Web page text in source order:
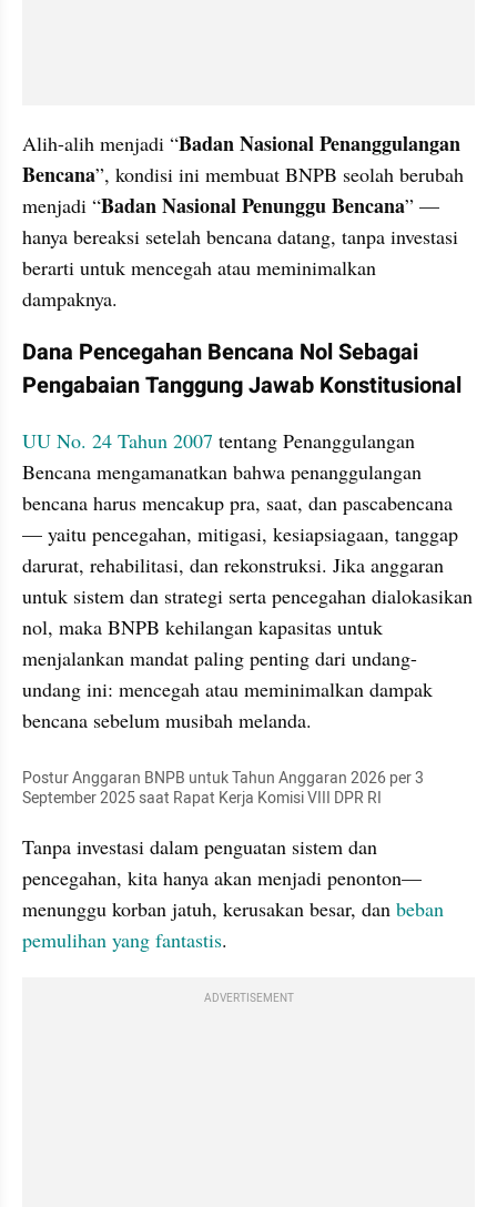
Alih-alih menjadi “Badan Nasional Penanggulangan
Bencana”, kondisi ini membuat BNPB seolah berubah
menjadi “Badan Nasional Penunggu Bencana” —
hanya bereaksi setelah bencana datang, tanpa investasi
berarti untuk mencegah atau meminimalkan
dampaknya.
Dana Pencegahan Bencana Nol Sebagai
Pengabaian Tanggung Jawab Konstitusional
UU No. 24 Tahun 2007 tentang Penanggulangan
Bencana mengamanatkan bahwa penanggulangan
bencana harus mencakup pra, saat, dan pascabencana
— yaitu pencegahan, mitigasi, kesiapsiagaan, tanggap
darurat, rehabilitasi, dan rekonstruksi. Jika anggaran
untuk sistem dan strategi serta pencegahan dialokasikan
nol, maka BNPB kehilangan kapasitas untuk
menjalankan mandat paling penting dari undang-
undang ini: mencegah atau meminimalkan dampak
bencana sebelum musibah melanda.
Postur Anggaran BNPB untuk Tahun Anggaran 2026 per 3
September 2025 saat Rapat Kerja Komisi VIII DPR RI
Tanpa investasi dalam penguatan sistem dan
pencegahan, kita hanya akan menjadi penonton—
menunggu korban jatuh, kerusakan besar, dan beban
pemulihan yang fantastis.
ADVERTISEMENT